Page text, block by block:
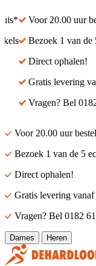
Voor 20.00 uur
Bezoek 1 van de 5
Direct ophalen!
Gratis levering
Vragen? Bel 0182
Voor 20.00 uur
Bezoek 1 van de 5
Direct ophalen!
Gratis levering
Vragen? Bel 0182
Dames Heren